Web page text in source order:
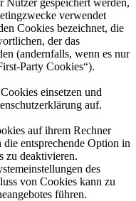
verwendet
Cookies bezeichnet, die
der das
(andernfalls, wenn es nur
Party Cookies“).
einsetzen und
auf.
auf ihrem Rechner
die entsprechende Option in
zu deaktivieren.
des
von Cookies kann zu
führen.